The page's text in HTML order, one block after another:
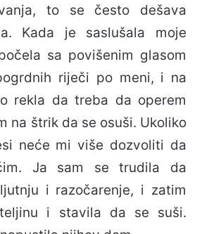
to se često dešava
Kada je saslušala moje
sa povišenim glasom
riječi po meni, i na
rekla da treba da operem
na štrik da se osuši. Ukoliko
neće mi više dozvoliti da
Ja sam se trudila da
i razočarenje, i zatim
i stavila da se suši.